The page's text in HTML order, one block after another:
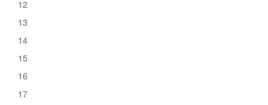
12
13
14
15
16
17